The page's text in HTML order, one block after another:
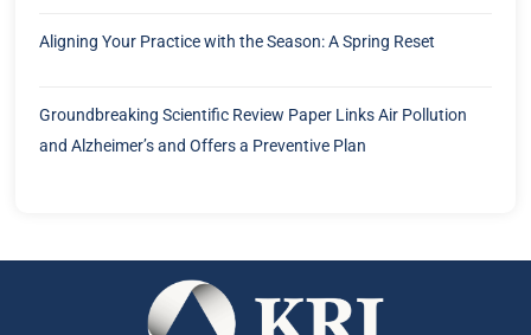
Aligning Your Practice with the Season: A Spring Reset
Groundbreaking Scientific Review Paper Links Air Pollution
and Alzheimer’s and Offers a Preventive Plan